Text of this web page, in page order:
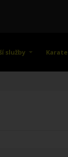
služby